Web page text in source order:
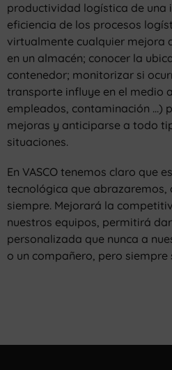
productividad logística de una
eficiencia de los procesos
virtualmente cualquier mejora
en un almacén; conocer la
contenedor; monitorizar si
transporte influye en el medio
empleados, contaminación …)
mejoras y anticiparse a todo
situaciones.
En VASCO tenemos claro que
tecnológica que abrazaremos,
siempre. Mejorará la
nuestros equipos, permitirá
personalizada que nunca a
o un compañero, pero